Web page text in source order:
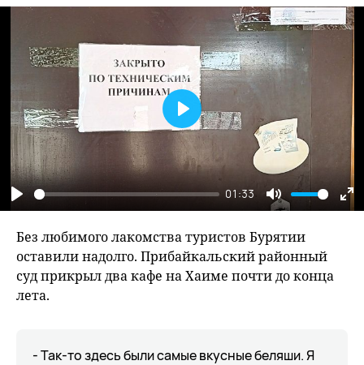
Play
01:33
Mute
Play
Без любимого лакомства туристов Бурятии
оставили надолго. Прибайкальский районный
суд прикрыл два кафе на Хаиме почти до конца
лета.
- Так-то здесь были самые вкусные беляши. Я